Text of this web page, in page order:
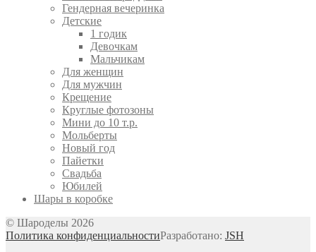
Гендерная вечеринка
Детские
1 годик
Девочкам
Мальчикам
Для женщин
Для мужчин
Крещение
Круглые фотозоны
Мини до 10 т.р.
Мольберты
Новый год
Пайетки
Свадьба
Юбилей
Шары в коробке
© Шароделы 2026
Политика конфиденциальностиРазработано: JSH